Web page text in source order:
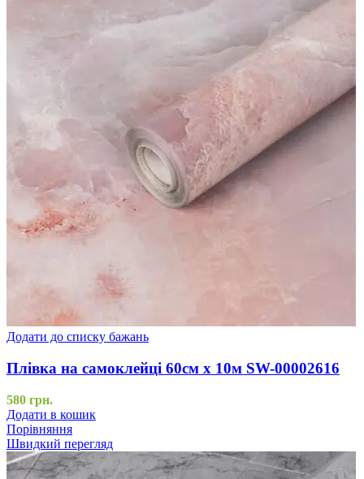
Додати до списку бажань
Плівка на самоклейці 60см х 10м SW-00002616
580 грн.
Додати в кошик
Порівняння
Швидкий перегляд